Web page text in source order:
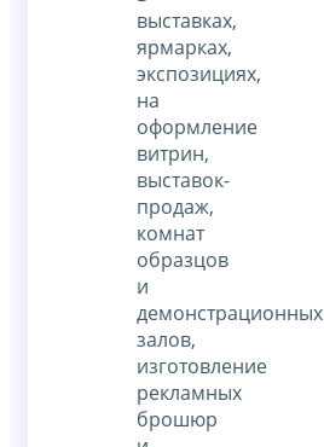
выставках,
ярмарках,
экспозициях,
на
оформление
витрин,
выставок-
продаж,
комнат
образцов
и
демонстрационных
залов,
изготовление
рекламных
брошюр